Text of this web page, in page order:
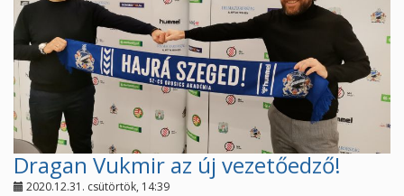
Dragan Vukmir az új vezetőedző!
2020.12.31. csütörtök, 14:39